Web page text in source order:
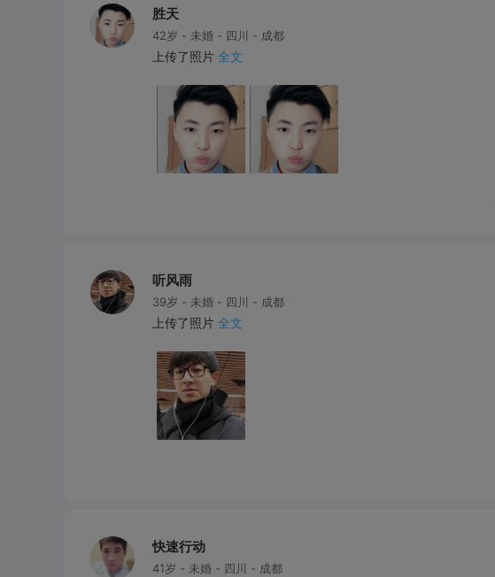
胜天
42岁 - 未婚 - 四川 - 成都
上传了照片 全文
听风雨
39岁 - 未婚 - 四川 - 成都
上传了照片 全文
快速行动
41岁 - 未婚 - 四川 - 成都